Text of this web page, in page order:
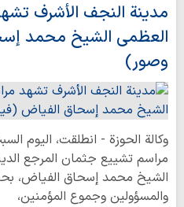
مدينة النجف الأشرف
العظمى الشيخ محمد
وصور)
وكالة الحوزة - انطلقت، اليوم
مراسم تشييع جثمان المرجع
الشيخ محمد إسحاق الفياض،
والمسؤولين وجموع المؤمنين،